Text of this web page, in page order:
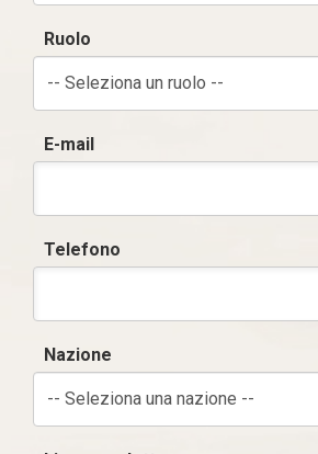
Ruolo
-- Seleziona un ruolo --
E-mail
Telefono
Nazione
-- Seleziona una nazione --